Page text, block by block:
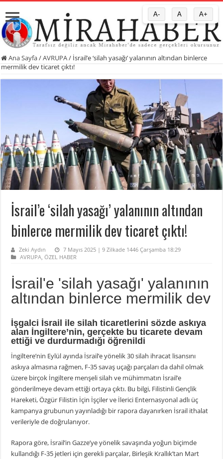
Ana Sayfa/AVRUPA/ İsrail’e ‘silah yasağı’ yalanının altından binlerce
mermilik dev ticaret çıktı!
İsrail’e ‘silah yasağı’ yalanının altından
binlerce mermilik dev ticaret çıktı!
Zeki Aydın
7 Mayıs 2025 | 9 Zilkade 1446 Çarşamba 18:29
AVRUPA,ÖZEL HABER
İsrail'e 'silah yasağı' yalanının
altından binlerce mermilik dev
İşgalci İsrail ile silah ticaretlerini sözde askıya
alan İngiltere’nin, gerçekte bu ticarete devam
ettiği ve durdurmadığı öğrenildi
İngiltere’nin Eylül ayında İsrail’e yönelik 30 silah ihracat lisansını
askıya almasına rağmen, F-35 savaş uçağı parçaları da dahil olmak
üzere birçok İngiltere menşeli silah ve mühimmatın İsrail’e
gönderilmeye devam ettiği ortaya çıktı. Bu bilgi, Filistinli Gençlik
Hareketi, Özgür Filistin İçin İşçiler ve İlerici Enternasyonal adlı üç
kampanya grubunun yayınladığı bir rapora dayanırken İsrail ithalat
verileriyle de doğrulanıyor.
Rapora göre, İsrail’in Gazze’ye yönelik savaşında yoğun biçimde
kullandığı F-35 jetleri için gerekli parçalar, Birleşik Krallık’tan Mart
A- A A+